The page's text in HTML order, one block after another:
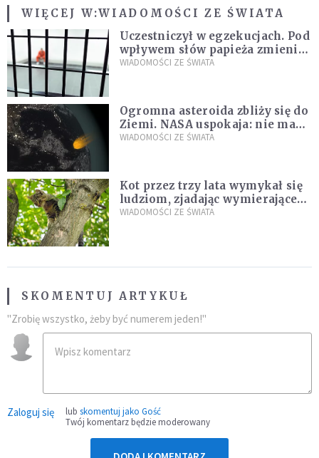
WIĘCEJ W:WIADOMOŚCI ZE ŚWIATA
Uczestniczył w egzekucjach. Pod
wpływem słów papieża zmienił
zdanie
WIADOMOŚCI ZE ŚWIATA
Ogromna asteroida zbliży się do
Ziemi. NASA uspokaja: nie ma
zagrożenia
WIADOMOŚCI ZE ŚWIATA
Kot przez trzy lata wymykał się
ludziom, zjadając wymierające
kaczki. W końcu popełnił
WIADOMOŚCI ZE ŚWIATA
SKOMENTUJ ARTYKUŁ
"Zrobię wszystko, żeby być numerem jeden!"
Zaloguj się lub skomentuj jako Gość
Twój komentarz będzie moderowany